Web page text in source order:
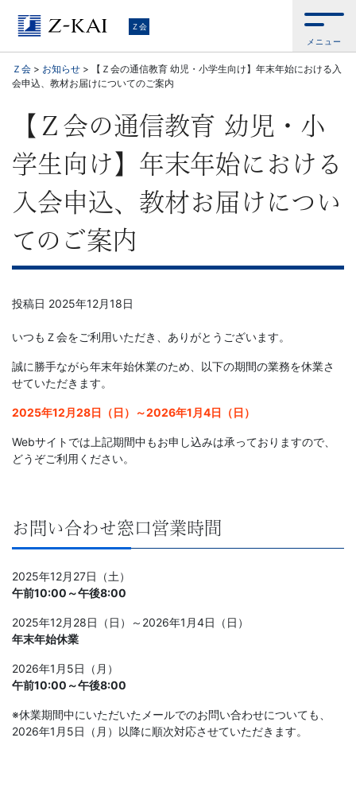
Ｚ
会
【公
サ
イ
ト】
学
ぶ
こ
は、
や
が
て、
学
力
以
Ｚ会
メニュー
Ｚ会 > お知らせ >
【Ｚ会の通信教育 幼児・小学生向け】年末年始における入
会申込、教材お届けについてのご案内
【Ｚ会の通信教育 幼児・小
学生向け】年末年始における
入会申込、教材お届けについ
てのご案内
投稿日 2025年12月18日
いつもＺ会をご利用いただき、ありがとうございます。
誠に勝手ながら年末年始休業のため、以下の期間の業務を休業さ
せていただきます。
2025年12月28日（日）～2026年1月4日（日）
Webサイトでは上記期間中もお申し込みは承っておりますので、
どうぞご利用ください。
お問い合わせ窓口営業時間
2025年12月27日（土）
午前10:00～午後8:00
2025年12月28日（日）～2026年1月4日（日）
年末年始休業
2026年1月5日（月）
午前10:00～午後8:00
※休業期間中にいただいたメールでのお問い合わせについても、
2026年1月5日（月）以降に順次対応させていただきます。